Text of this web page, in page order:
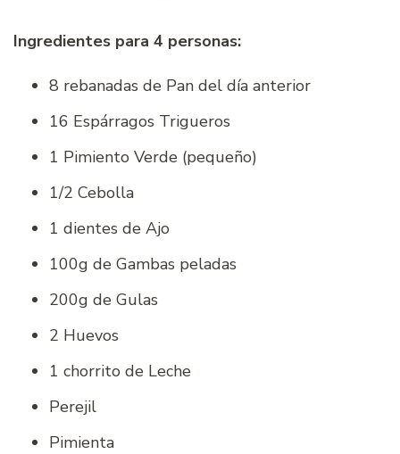
Ingredientes para 4 personas:
8 rebanadas de Pan del día anterior
16 Espárragos Trigueros
1 Pimiento Verde (pequeño)
1/2 Cebolla
1 dientes de Ajo
100g de Gambas peladas
200g de Gulas
2 Huevos
1 chorrito de Leche
Perejil
Pimienta